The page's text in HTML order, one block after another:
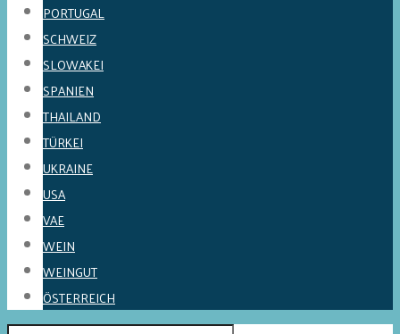
PORTUGAL
SCHWEIZ
SLOWAKEI
SPANIEN
THAILAND
TÜRKEI
UKRAINE
USA
VAE
WEIN
WEINGUT
ÖSTERREICH